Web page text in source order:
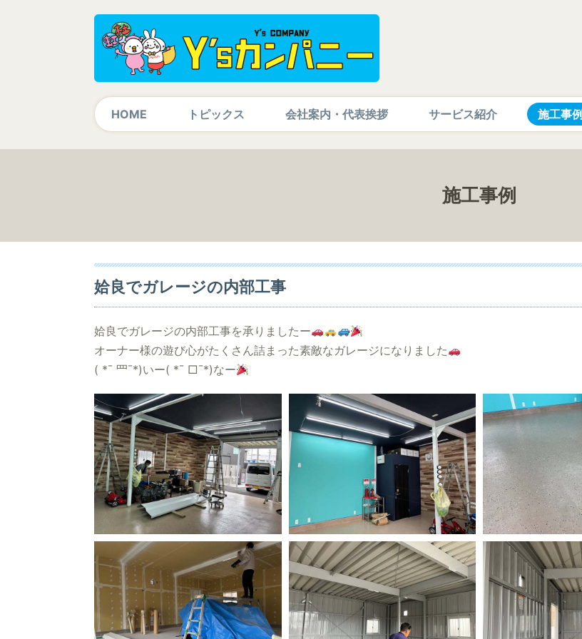
HOME トピックス 会社案内・代表挨拶 サービス紹介 施工事例
施工事例
姶良でガレージの内部工事
姶良でガレージの内部工事を承りましたー
オーナー様の遊び心がたくさん詰まった素敵なガレージになりました
( *¯ 罒¯*)いー( *¯ □¯*)なー